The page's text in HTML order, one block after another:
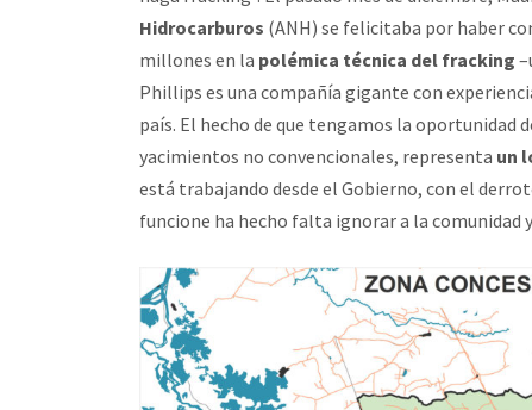
Hidrocarburos (ANH) se felicitaba por haber
millones en la polémica técnica del fracking
Phillips es una compañía gigante con
país. El hecho de que tengamos la
yacimientos no convencionales, representa un
está trabajando desde el Gobierno, con el
funcione ha hecho falta ignorar a la comunidad